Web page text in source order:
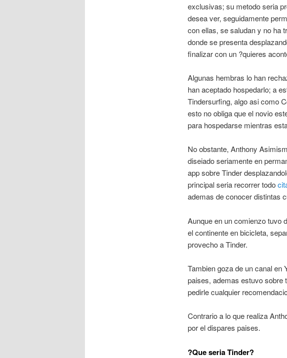
exclusivas; su metodo seria
desea ver, seguidamente
con ellas, se saludan y no ha
donde se presenta
finalizar con un ?quieres
Algunas hembras lo han
han aceptado hospedarlo; a
Tindersurfing, algo asi como
esto no obliga que el novio
para hospedarse mientras
No obstante, Anthony
diseiado seriamente en
app sobre Tinder
principal seria recorrer todo
ademas de conocer distintas
Aunque en un comienzo tuvo
el continente en bicicleta,
provecho a Tinder.
Tambien goza de un canal en
paises, ademas estuvo sobre
pedirle cualquier
Contrario a lo que realiza
por el dispares paises.
?Que seria Tinder?